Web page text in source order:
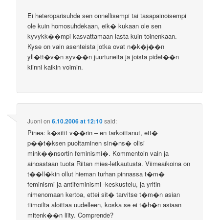
Ei heteroparisuhde sen onnellisempi tai tasapainoisempi
ole kuin homosuhdekaan, eik� kukaan ole sen
kyvykk��mpi kasvattamaan lasta kuin toinenkaan.
Kyse on vain asenteista jotka ovat n�k�j��n
yll�tt�v�n syv��n juurtuneita ja joista pidet��n
kiinni kaikin voimin.
Juoni on6.10.2006 at 12:10said:
Pinea: k�sitit v��rin – en tarkoittanut, ett�
p��t�ksen puoltaminen sin�ns� olisi
mink��nsortin feminismi�. Kommentoin vain ja
ainoastaan tuota Riitan mies-letkautusta. Viimeaikoina on
t��ll�kin ollut hieman turhan pinnassa t�m�
feminismi ja antifeminismi -keskustelu, ja yritin
nimenomaan kertoa, ettei sit� tarvitse t�m�n asian
tiimoilta aloittaa uudelleen, koska se ei t�h�n asiaan
mitenk��n liity. Comprende?